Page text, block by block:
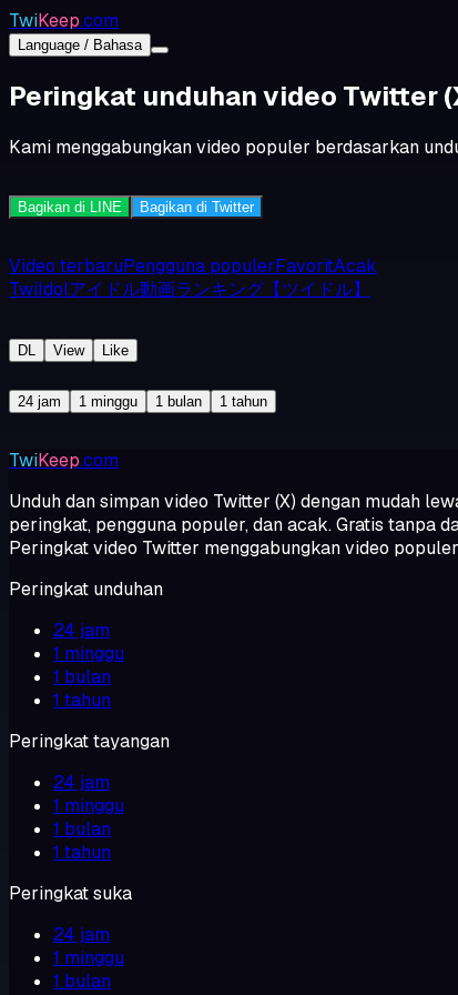
TwiKeep.com
Language / Bahasa
Peringkat unduhan video Twitter
Kami menggabungkan video populer berdasarkan
Bagikan di LINE Bagikan di Twitter
Video terbaruPengguna populerFavoritAcak
TwiIdolアイドル動画ランキング【ツイドル】
DL View Like
24 jam 1 minggu 1 bulan 1 tahun
TwiKeep.com
Unduh dan simpan video Twitter (X) dengan mudah
peringkat, pengguna populer, dan acak. Gratis tanpa
Peringkat video Twitter menggabungkan video
Peringkat unduhan
24 jam
1 minggu
1 bulan
1 tahun
Peringkat tayangan
24 jam
1 minggu
1 bulan
1 tahun
Peringkat suka
24 jam
1 minggu
1 bulan